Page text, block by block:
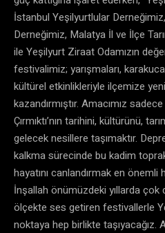
İstanbul Yeşilyurtlular
Derneğimiz, Malatya İl ve İlçe
ile Yeşilyurt Ziraat Odamızın
festivalimiz; yarışmaları,
kültürel etkinlikleriyle ilçemize
kazandırmıştır. Amacımız
Çırmıktı’nın tarihini, kültürünü,
gelecek nesillere taşımaktır.
kalkma sürecinde bu kadim
hayatını canlandırmak en
İnşallah önümüzdeki yıllarda çok
ölçekte ses getiren festivallerle
noktaya hep birlikte taşıyacağız.